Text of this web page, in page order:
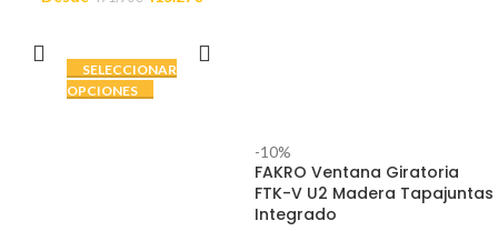
SELECCIONAR
OPCIONES
-10%
FAKRO Ventana Giratoria
FTK-V U2 Madera Tapajuntas
Integrado